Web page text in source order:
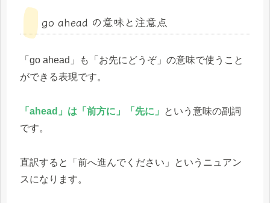
go ahead の意味と注意点
「go ahead」も「お先にどうぞ」の意味で使うこと
ができる表現です。
「ahead」は「前方に」「先に」
という意味の副詞
です。
直訳すると「前へ進んでください」というニュアン
スになります。